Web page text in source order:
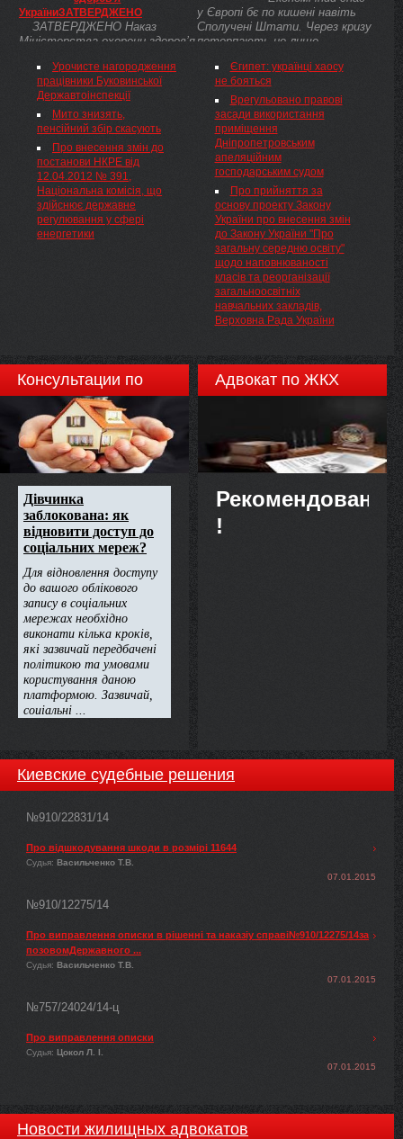
8/2012 Конституційний Суд
України у складі суддів:
Головіна Анатолія Сергійовича
— головуючого, доповідача,
Бауліна Юрія Васильовича,
Бринцева Василя Дмитровича,
Вдовіченка Сергія Леонідовича,
Винокурова Сергія
Маркіяновича, Гультая
Михайла Мирославовича,
Запорожця Михайла
Петровича, Колоса Михайла
Івановича, Лилака Дмитра
Дмитровича, Пасенюка
Олександра Михайловича,
Сергейчука Олега
УкраїниЗАТВЕРДЖЕНО
ЗАТВЕРДЖЕНО Наказ
Міністерства охорони здоров’я
z1254-13 ) Зареєстровано в
Міністерстві юстиції України
25 липня 2013 р. за №
1255/23787
Урочисте нагородження
працівники Буковинської
Державтоінспекції
Мито знизять,
пенсійний збір скасують
Про внесення змін до
постанови НКРЕ від
12.04.2012 № 391,
Національна комісія, що
здійснює державне
регулювання у сфері
енергетики
у Європі бє по кишені навіть
Сполучені Штати. Через кризу
потерпають не лише
автовиробники.
Єгипет: українці хаосу
не бояться
Врегульовано правові
засади використання
приміщення
Дніпропетровським
апеляційним
господарським судом
Про прийняття за
основу проекту Закону
України про внесення змін
до Закону України "Про
загальну середню освіту"
щодо наповнюваності
класів та реорганізації
загальноосвітніх
навчальних закладів,
Верховна Рада України
Консультации по
недвижимости
Адвокат по ЖКХ
Рекомендовано
!
Киевские судебные решения
№910/22831/14
Про відшкодування шкоди в розмірі 11644
Судья: Васильченко Т.В.
07.01.2015
№910/12275/14
Про виправлення описки в рішенні та наказіу справі№910/12275/14за
позовомДержавного ...
Судья: Васильченко Т.В.
07.01.2015
№757/24024/14-ц
Про виправлення описки
Судья: Цокол Л. І.
07.01.2015
Новости жилищных адвокатов